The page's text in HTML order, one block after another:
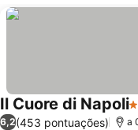
Il Cuore di Napoli3
6,2(453 pontuações) a